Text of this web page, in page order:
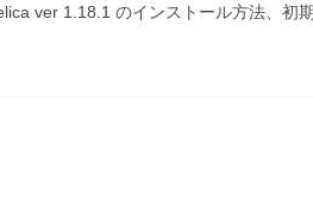
ver 1.18.1 のインストール方法、初